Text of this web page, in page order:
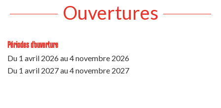
Ouvertures
Périodes d'ouverture
Du 1 avril 2026au4 novembre 2026
Du 1 avril 2027au4 novembre 2027